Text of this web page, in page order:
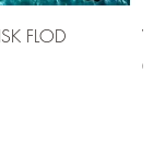
FLOD
Pris